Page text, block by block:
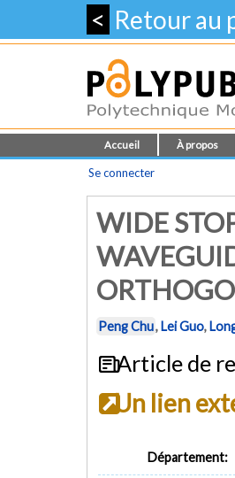
< Retour au
Accueil À propos
Se connecter
WIDE
Peng Chu,Lei Guo,
Article de
Un lien
Département: